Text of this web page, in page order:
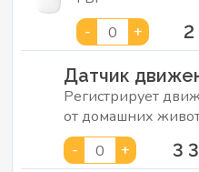
-
0 +
Датчик
Регистрирует
от домашних
-
0 + 3